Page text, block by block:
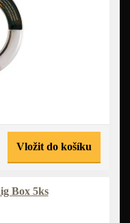
Vložit do košíku
Box 5ks